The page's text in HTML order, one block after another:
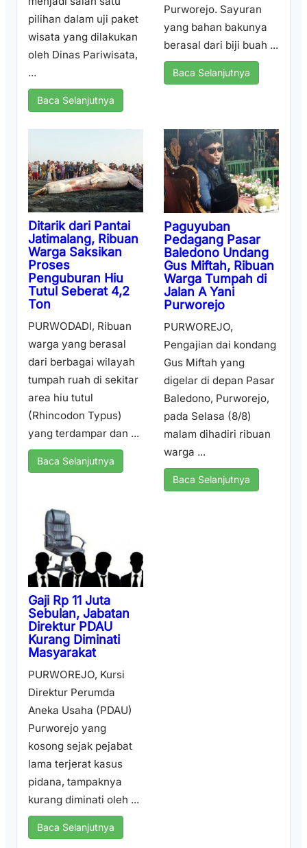
pilihan dalam uji paket
wisata yang dilakukan
oleh Dinas Pariwisata,
...
Baca Selanjutnya
Purworejo. Sayuran
yang bahan bakunya
berasal dari biji buah ...
Baca Selanjutnya
Ditarik dari Pantai
Jatimalang, Ribuan
Warga Saksikan
Proses
Penguburan Hiu
Tutul Seberat 4,2
Ton
PURWODADI, Ribuan
warga yang berasal
dari berbagai wilayah
tumpah ruah di sekitar
area hiu tutul
(Rhincodon Typus)
yang terdampar dan ...
Baca Selanjutnya
Paguyuban
Pedagang Pasar
Baledono Undang
Gus Miftah, Ribuan
Warga Tumpah di
Jalan A Yani
Purworejo
PURWOREJO,
Pengajian dai kondang
Gus Miftah yang
digelar di depan Pasar
Baledono, Purworejo,
pada Selasa (8/8)
malam dihadiri ribuan
warga ...
Baca Selanjutnya
Gaji Rp 11 Juta
Sebulan, Jabatan
Direktur PDAU
Kurang Diminati
Masyarakat
PURWOREJO, Kursi
Direktur Perumda
Aneka Usaha (PDAU)
Purworejo yang
kosong sejak pejabat
lama terjerat kasus
pidana, tampaknya
kurang diminati oleh ...
Baca Selanjutnya